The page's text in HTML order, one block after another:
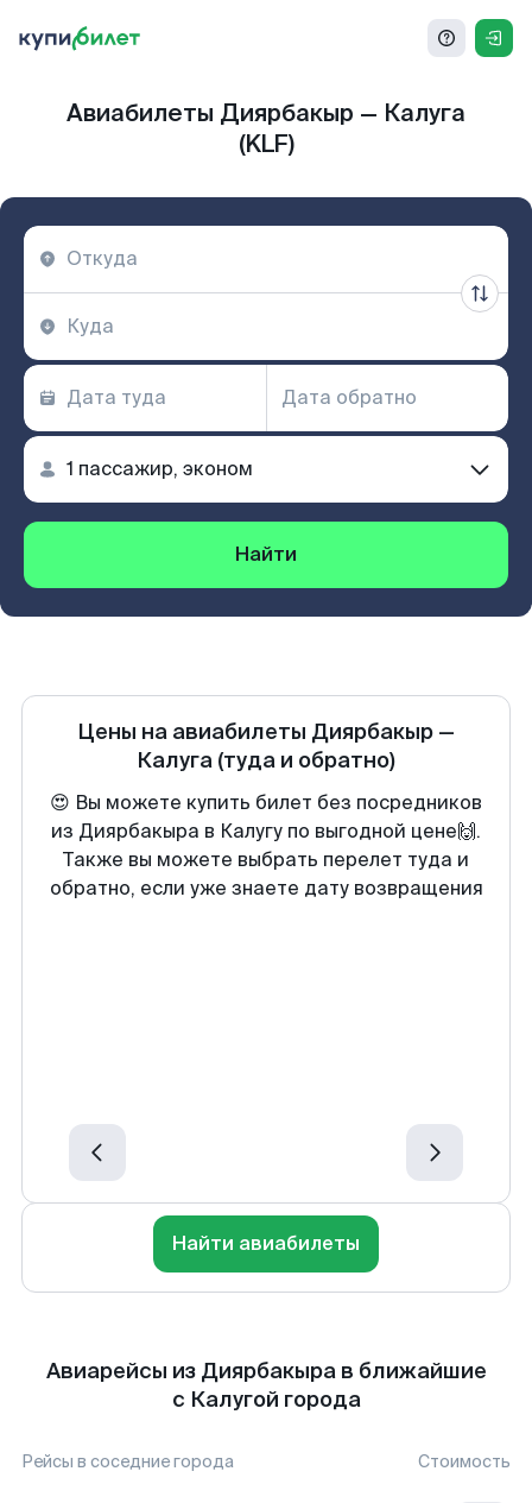
Авиабилеты Диярбакыр — Калуга
(KLF)
Найти
Цены на авиабилеты Диярбакыр —
Калуга (туда и обратно)
😍 Вы можете купить билет без посредников
из Диярбакыра в Калугу по выгодной цене🙌.
Также вы можете выбрать перелет туда и
обратно, если уже знаете дату возвращения
Найти авиабилеты
Авиарейсы из Диярбакыра в ближайшие
с Калугой города
Рейсы в соседние города Стоимость